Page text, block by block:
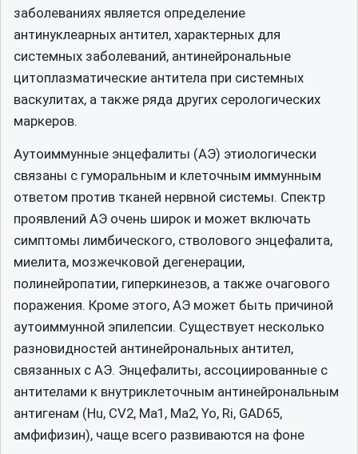
заболеваниях является определение
антинуклеарных антител, характерных для
системных заболеваний, антинейрональные
цитоплазматические антитела при системных
васкулитах, а также ряда других серологических
маркеров.
Аутоиммунные энцефалиты (АЭ) этиологически
связаны с гуморальным и клеточным иммунным
ответом против тканей нервной системы. Спектр
проявлений АЭ очень широк и может включать
симптомы лимбического, стволового энцефалита,
миелита, мозжечковой дегенерации,
полинейропатии, гиперкинезов, а также очагового
поражения. Кроме этого, АЭ может быть причиной
аутоиммунной эпилепсии. Существует несколько
разновидностей антинейрональных антител,
связанных с АЭ. Энцефалиты, ассоциированные с
антителами к внутриклеточным антинейрональным
антигенам (Hu, CV2, Ma1, Ma2, Yo, Ri, GAD65,
амфифизин), чаще всего развиваются на фоне